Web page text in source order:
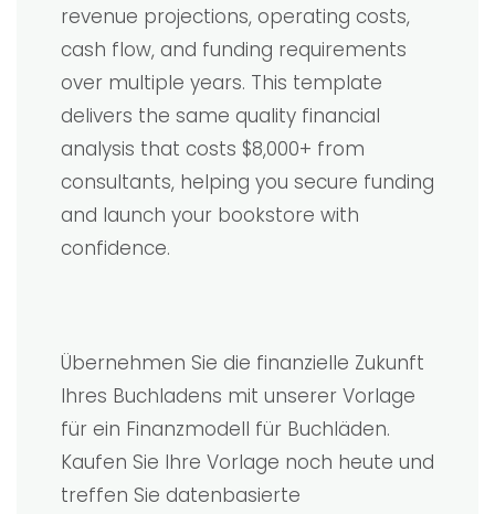
revenue projections, operating costs,
cash flow, and funding requirements
over multiple years. This template
delivers the same quality financial
analysis that costs $8,000+ from
consultants, helping you secure funding
and launch your bookstore with
confidence.
Übernehmen Sie die finanzielle Zukunft
Ihres Buchladens mit unserer Vorlage
für ein Finanzmodell für Buchläden.
Kaufen Sie Ihre Vorlage noch heute und
treffen Sie datenbasierte